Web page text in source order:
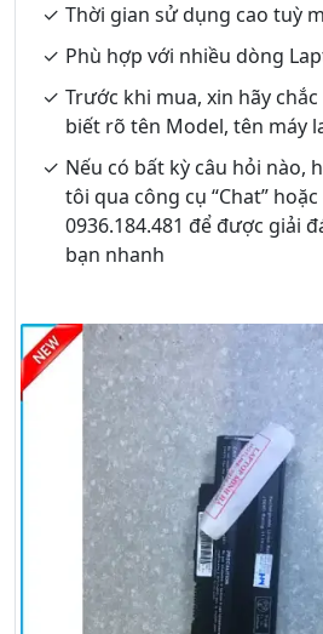
Thời gian sử dụng cao tuỳ
Phù hợp với nhiều dòng
Trước khi mua, xin hãy
biết rõ tên Model, tên máy
Nếu có bất kỳ câu hỏi nào,
tôi qua công cụ “Chat”
0936.184.481 để được giải
bạn nhanh